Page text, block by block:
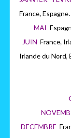
France,
MAI
JUIN France,
Irlande du
DECEMBRE